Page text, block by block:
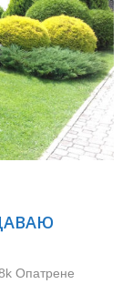
Опатрене